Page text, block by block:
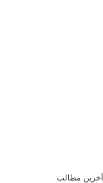
آخرین مطالب